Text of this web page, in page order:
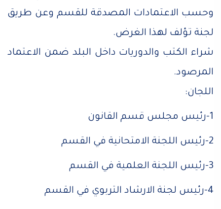
وحسب الاعتمادات المصدقة للقسم وعن طريق
لجنة تؤلف لهذا الغرض.
شراء الكتب والدوريات داخل البلد ضمن الاعتماد
المرصود.
اللجان: